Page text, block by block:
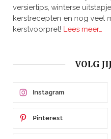
versiertips, winterse
kerstrecepten en nog veel
kerstvoorpret! Lees meer…
VOLG
Instagram
Pinterest